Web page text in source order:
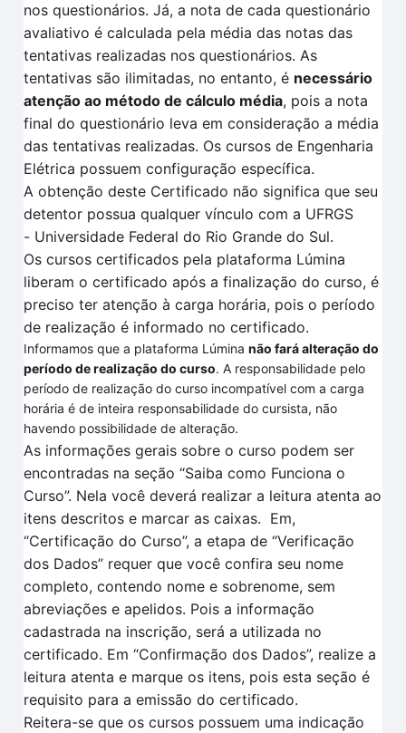
nos questionários. Já, a nota de cada questionário
avaliativo é calculada pela média das notas das
tentativas realizadas nos questionários. As
tentativas são ilimitadas, no entanto, é necessário
atenção ao método de cálculo média, pois a nota
final do questionário leva em consideração a média
das tentativas realizadas. Os cursos de Engenharia
Elétrica possuem configuração específica.
A obtenção deste Certificado não significa que seu
detentor possua qualquer vínculo com a UFRGS
- Universidade Federal do Rio Grande do Sul.
Os cursos certificados pela plataforma Lúmina
liberam o certificado após a finalização do curso, é
preciso ter atenção à carga horária, pois o período
de realização é informado no certificado.
Informamos que a plataforma Lúminanão fará alteração do
período de realização do curso. A responsabilidade pelo
período de realização do curso incompatível com a carga
horária é de inteira responsabilidade do cursista, não
havendo possibilidade de alteração.
As informações gerais sobre o curso podem ser
encontradas na seção “Saiba como Funciona o
Curso”. Nela você deverá realizar a leitura atentaao
itens descritos e marcar as caixas. Em,
“Certificação do Curso”, a etapa de“Verificação
dos Dados” requer que você confira seu nome
completo, contendo nome e sobrenome, sem
abreviações e apelidos. Pois a informação
cadastrada na inscrição, será a utilizada no
certificado. Em“Confirmação dos Dados”, realize a
leitura atenta e marque os itens, pois esta seção é
requisito para a emissão do certificado.
Reitera-se que os cursos possuem uma indicação